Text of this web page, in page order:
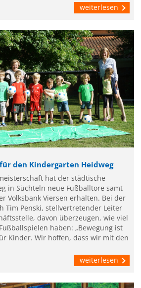
weiterlesen
den Kindergarten Heidweg
hat der städtische
in Süchteln neue Fußballtore samt
Volksbank Viersen erhalten. Bei der
Tim Penski, stellvertretender Leiter
davon überzeugen, wie viel
haben: „Bewegung ist
Kinder. Wir hoffen, dass wir mit den
weiterlesen